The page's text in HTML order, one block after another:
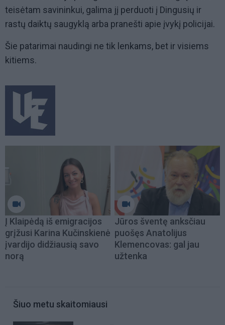
teisėtam savininkui, galima jį perduoti į Dingusių ir
rastų daiktų saugyklą arba pranešti apie įvykį policijai.
Šie patarimai naudingi ne tik lenkams, bet ir visiems
kitiems.
Į Klaipėdą iš emigracijos
grįžusi Karina Kučinskienė
įvardijo didžiausią savo
norą
Jūros šventę anksčiau
puošęs Anatolijus
Klemencovas: gal jau
užtenka
Šiuo metu skaitomiausi